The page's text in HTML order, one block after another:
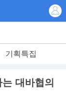
기획특집
대바협의